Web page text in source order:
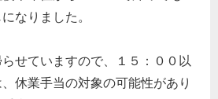
なりました。
せていますので、１５：００以
休業手当の対象の可能性があり